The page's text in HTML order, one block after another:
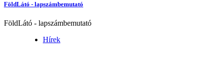
FöldLátó - lapszámbemutató
FöldLátó - lapszámbemutató
Hírek